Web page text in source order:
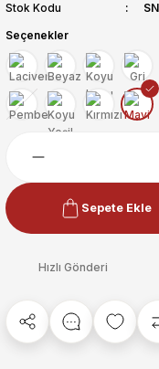
Stok Kodu
Seçenekler
Sepete Ekle
Hızlı Gönderi